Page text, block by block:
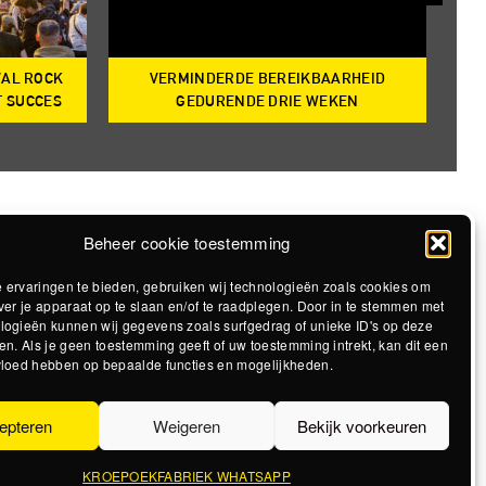
Beheer cookie toestemming
ervaringen te bieden, gebruiken wij technologieën zoals cookies om
je apparaat op te slaan en/of te raadplegen. Door in te stemmen met
kunnen wij gegevens zoals surfgedrag of unieke ID's op deze
Als je geen toestemming geeft of uw toestemming intrekt, kan dit een
hebben op bepaalde functies en mogelijkheden.
Weigeren Bekijk voorkeuren
KROEPOEKFABRIEK WHATSAPP
ROCK
SUCCES
VERMINDERDE BEREIKBAARHEID
GEDURENDE DRIE WEKEN